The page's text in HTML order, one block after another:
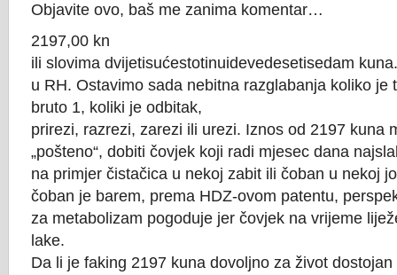
Objavite ovo, baš me zanima komentar…
2197,00 kn
ili slovima dvijetisućestotinuidevedesetisedam
u RH. Ostavimo sada nebitna razglabanja koliko je
bruto 1, koliki je odbitak,
prirezi, razrezi, zarezi ili urezi. Iznos od 2197 kuna
„pošteno“, dobiti čovjek koji radi mjesec dana
na primjer čistačica u nekoj zabit ili čoban u nekoj
čoban je barem, prema HDZ-ovom patentu,
za metabolizam pogoduje jer čovjek na vrijeme
lake.
Da li je faking 2197 kuna dovoljno za život